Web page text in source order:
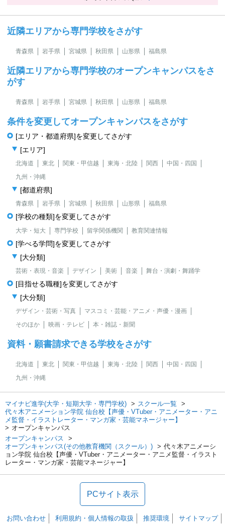
近隣エリアから専門学校をさがす
青森県 岩手県 宮城県 秋田県 山形県 福島県
近隣エリアから専門学校のオープンキャンパスをさ
がす
青森県 岩手県 宮城県 秋田県 山形県 福島県
条件を変更してオープンキャンパスをさがす
[エリア・都道府県]を変更してさがす
[エリア]
北海道 東北 関東・甲信越 東海・北陸 関西
中国・四国
九州・沖縄
[都道府県]
青森県 岩手県 宮城県 秋田県 山形県 福島県
[学校の種類]を変更してさがす
大学・短大 専門学校 留学関係機関 教育関連情報
[学べる学問]を変更してさがす
[大分類]
芸術・表現・音楽 デザイン 美術 音楽 舞台・演劇・舞踊学
[目指せる職種]を変更してさがす
[大分類]
デザイン・芸術・写真
マスコミ・芸能・アニメ・声優・漫画
そのほか
映画・テレビ 本・雑誌・新聞
資料・願書請求できる学校をさがす
北海道 東北 関東・甲信越 東海・北陸 関西
中国・四国
九州・沖縄
マイナビ進学(大学・短期大学・専門学校)
スクール一覧
代々木アニメーション学院 仙台校【声優・VTuber・アニメーター・アニ
メ監督・イラストレーター・マンガ家・芸能マネージャー】
オープンキャンパス
オープンキャンパス
オープンキャンパス(その他教育機関（スクール）)
代々木アニメーシ
ョン学院 仙台校【声優・VTuber・アニメーター・アニメ監督・イラスト
レーター・マンガ家・芸能マネージャー】
PCサイト表示
お問い合わせ 利用規約・個人情報の取扱 推奨環境 サイトマップ